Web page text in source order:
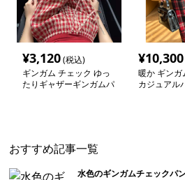
¥3,120(税込)
ギンガム チェック ゆっ
たりギャザーギンガムパ
¥10,300
暖か ギンガ
カジュアル
おすすめ記事一覧
水色のギンガムチェックパ